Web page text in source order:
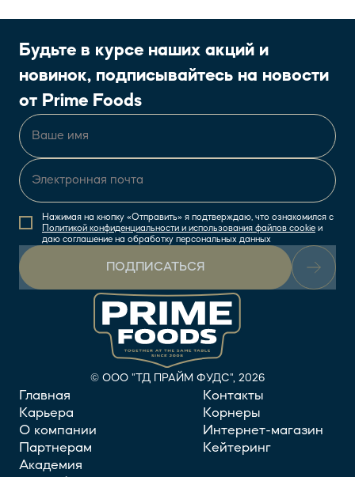
Будьте в курсе наших акций и
новинок, подписывайтесь на новости
от Prime Foods
Нажимая на кнопку «Отправить» я подтверждаю, что ознакомился с
Политикой конфиденциальности и использования файлов cookie и
даю соглашение на обработку персональных данных
ПОДПИСАТЬСЯ
© ООО "ТД ПРАЙМ ФУДС", 2026
Главная
Карьера
О компании
Партнерам
Академия
Контакты
Корнеры
Интернет-магазин
Кейтеринг